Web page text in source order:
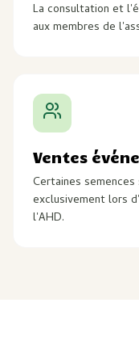
La consultation et
aux membres de
Ventes
Certaines
exclusivement lors
l'AHD.